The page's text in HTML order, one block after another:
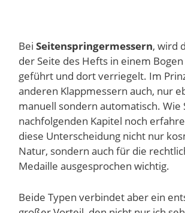
Bei Seitenspringermessern, wird
der Seite des Hefts in einem
geführt und dort verriegelt. Im
anderen Klappmessern auch, nur
manuell sondern automatisch. Wie
nachfolgenden Kapitel noch
diese Unterscheidung nicht nur
Natur, sondern auch für die
Medaille ausgesprochen wichtig.
Beide Typen verbindet aber ein